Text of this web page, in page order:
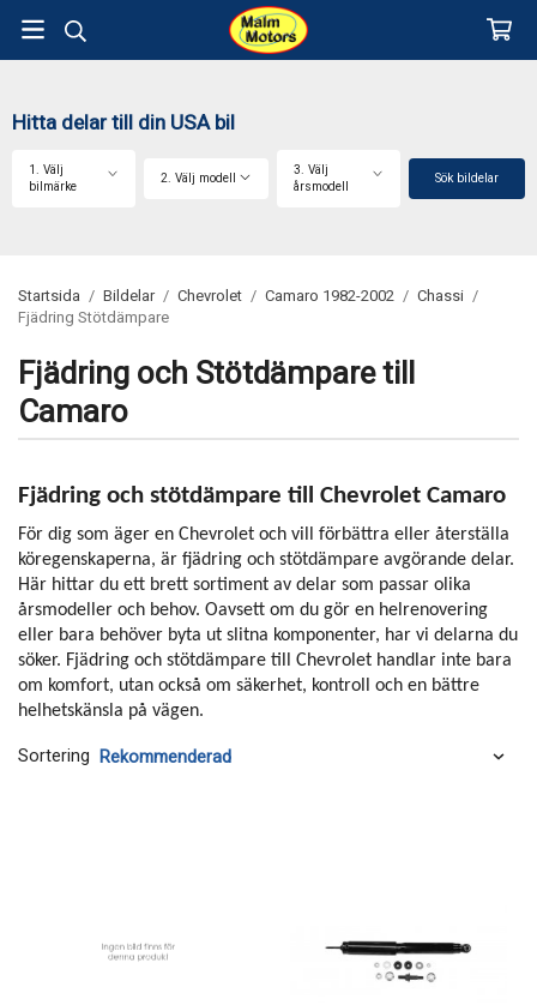
Hitta delar till din USA bil
1. Välj
bilmärke
2. Välj modell
3. Välj
årsmodell
Sök bildelar
Startsida / Bildelar / Chevrolet / Camaro 1982-2002 / Chassi /
Fjädring Stötdämpare
Fjädring och Stötdämpare till
Camaro
Fjädring och stötdämpare till Chevrolet Camaro
För dig som äger en Chevrolet och vill förbättra eller återställa
köregenskaperna, är fjädring och stötdämpare avgörande delar.
Här hittar du ett brett sortiment av delar som passar olika
årsmodeller och behov. Oavsett om du gör en helrenovering
eller bara behöver byta ut slitna komponenter, har vi delarna du
söker. Fjädring och stötdämpare till Chevrolet handlar inte bara
om komfort, utan också om säkerhet, kontroll och en bättre
helhetskänsla på vägen.
Sortering